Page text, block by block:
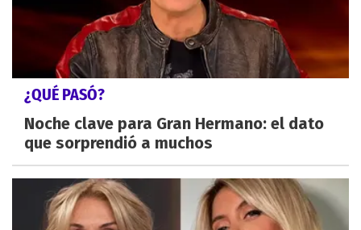
¿QUÉ PASÓ?
Noche clave para Gran Hermano: el dato
que sorprendió a muchos